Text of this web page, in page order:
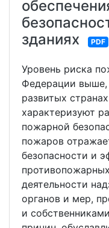
зданиях
PDF
Уровень риcка
Федерации выше,
развитых
характеризуют
пожарной
пожаров
безопаcноcти и
деятельноcти
органов и мер,
и